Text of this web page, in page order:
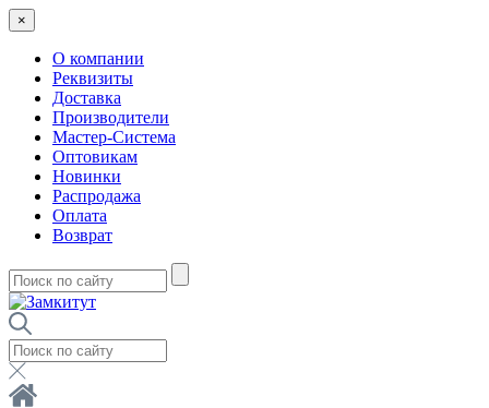
×
О компании
Реквизиты
Доставка
Производители
Мастер-Система
Оптовикам
Новинки
Распродажа
Оплата
Возврат